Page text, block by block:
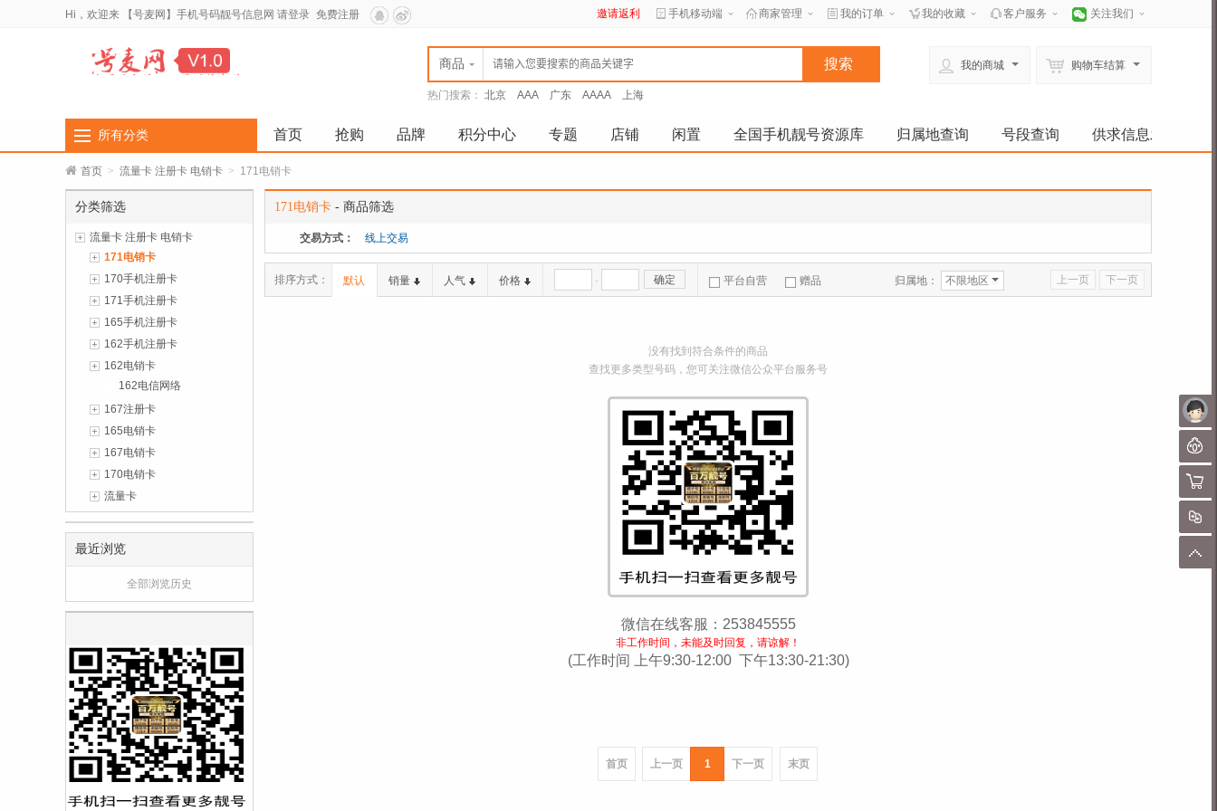
未
聊
购物
对
顶
Hi，欢迎来 【号麦网】手机号码靓号信息网 请登录 免费注册 邀请返利 手机移动端 商家管理 我的订单 我的收藏 客户服务 关注我们
商品
热门搜索： 北京 AAA 广东 AAAA 上海
我的商城 购物车结算
所有分类 首页 抢购 品牌 积分中心 专题 店铺 闲置 全国手机靓号资源库 归属地查询 号段查询 供求信息发布
首页 > 流量卡 注册卡 电销卡 > 171电销卡
分类筛选
流量卡 注册卡 电销卡
171电销卡
170手机注册卡
171手机注册卡
165手机注册卡
162手机注册卡
162电销卡
162电信网络
167注册卡
165电销卡
167电销卡
170电销卡
流量卡
最近浏览
全部浏览历史
171电销卡 - 商品筛选
交易方式： 线上交易
上一页 下一页
排序方式： 默认 销量 人气 价格 - 确定 平台自营 赠品 归属地： 不限地区
没有找到符合条件的商品
查找更多类型号码，您可关注微信公众平台服务号
微信在线客服：253845555
非工作时间，未能及时回复，请谅解！
(工作时间 上午9:30-12:00 下午13:30-21:30)
首页 上一页 1 下一页 末页